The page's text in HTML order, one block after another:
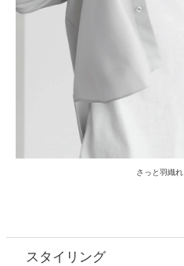
さっと羽織
スタイリング